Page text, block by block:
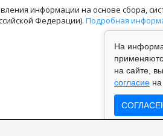
информации на основе сбора,
Федерации). Подробная
На
на сайте,
согласие